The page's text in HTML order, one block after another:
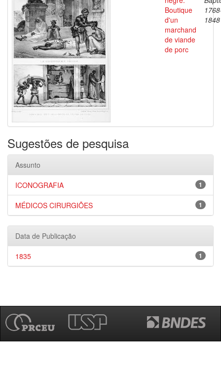
Boutique
d'un
marchand
de viande
de porc
1848
Sugestões de pesquisa
Assunto
1
ICONOGRAFIA
1
MÉDICOS CIRURGIÕES
Data de Publicação
1
1835